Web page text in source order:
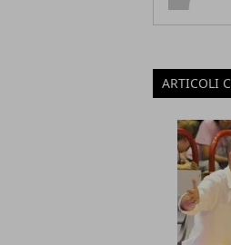
ARTICOLI